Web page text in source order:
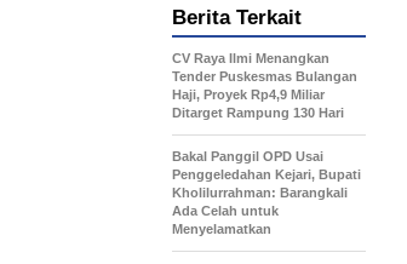
Berita Terkait
CV Raya Ilmi Menangkan
Tender Puskesmas Bulangan
Haji, Proyek Rp4,9 Miliar
Ditarget Rampung 130 Hari
Bakal Panggil OPD Usai
Penggeledahan Kejari, Bupati
Kholilurrahman: Barangkali
Ada Celah untuk
Menyelamatkan